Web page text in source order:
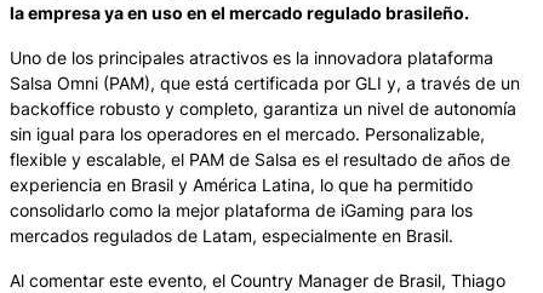
la empresa ya en uso en el mercado regulado brasileño.
Uno de los principales atractivos es la innovadora plataforma
Salsa Omni (PAM), que está certificada por GLI y, a través de un
backoffice robusto y completo, garantiza un nivel de autonomía
sin igual para los operadores en el mercado. Personalizable,
flexible y escalable, el PAM de Salsa es el resultado de años de
experiencia en Brasil y América Latina, lo que ha permitido
consolidarlo como la mejor plataforma de iGaming para los
mercados regulados de Latam, especialmente en Brasil.
Al comentar este evento, el Country Manager de Brasil, Thiago